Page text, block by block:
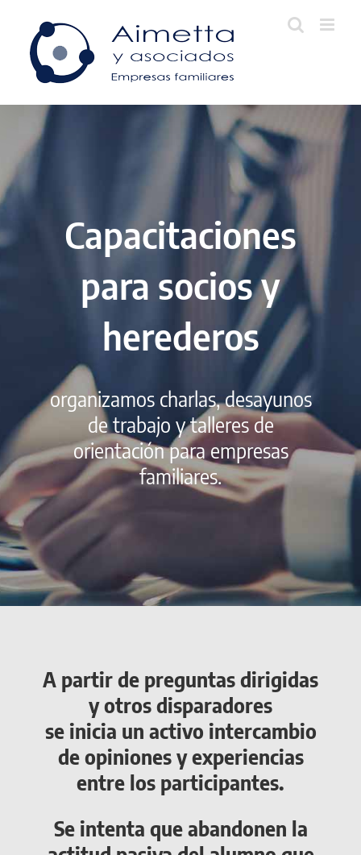
content
Capacitaciones
para socios y
herederos
organizamos charlas, desayunos
de trabajo y talleres de
orientación para empresas
familiares.
A partir de preguntas dirigidas
y otros disparadores
se inicia un activo intercambio
de opiniones y experiencias
entre los participantes.
Se intenta que abandonen la